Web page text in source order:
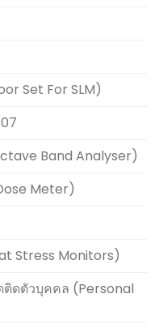
Set For SLM)
Band Analyser)
Meter)
Stress Monitors)
ติดตัวบุคคล (Personal